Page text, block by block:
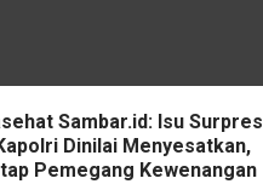
Sambar.id: Isu Surpres
Dinilai Menyesatkan,
Pemegang Kewenangan